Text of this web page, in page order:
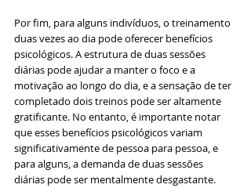
Por fim, para alguns indivíduos, o treinamento
duas vezes ao dia pode oferecer benefícios
psicológicos. A estrutura de duas sessões
diárias pode ajudar a manter o foco e a
motivação ao longo do dia, e a sensação de ter
completado dois treinos pode ser altamente
gratificante. No entanto, é importante notar
que esses benefícios psicológicos variam
significativamente de pessoa para pessoa, e
para alguns, a demanda de duas sessões
diárias pode ser mentalmente desgastante.